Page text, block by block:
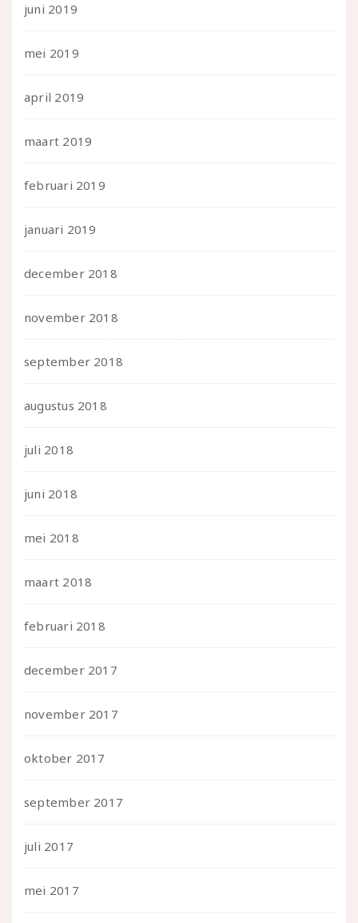
juni 2019
mei 2019
april 2019
maart 2019
februari 2019
januari 2019
december 2018
november 2018
september 2018
augustus 2018
juli 2018
juni 2018
mei 2018
maart 2018
februari 2018
december 2017
november 2017
oktober 2017
september 2017
juli 2017
mei 2017